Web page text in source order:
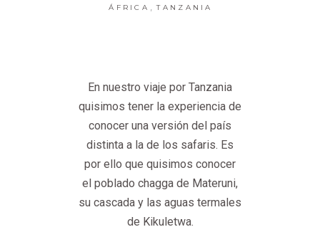
ÁFRICA , TANZANIA
En nuestro viaje por Tanzania
quisimos tener la experiencia de
conocer una versión del país
distinta a la de los safaris. Es
por ello que quisimos conocer
el poblado chagga de Materuni,
su cascada y las aguas termales
de Kikuletwa.